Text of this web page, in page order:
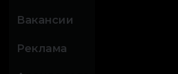
Вакансии
Реклама